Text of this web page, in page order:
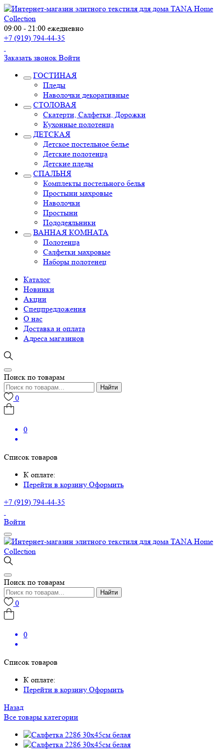
09:00 - 21:00 ежедневно
+7 (919) 794-44-35
Заказать звонок Войти
ГОСТИНАЯ
Пледы
Наволочки декоративные
СТОЛОВАЯ
Скатерти, Салфетки, Дорожки
Кухонные полотенца
ДЕТСКАЯ
Детское постельное белье
Детские полотенца
Детские пледы
СПАЛЬНЯ
Комплекты постельного белья
Простыни махровые
Наволочки
Простыни
Пододеяльники
ВАННАЯ КОМНАТА
Полотенца
Салфетки махровые
Наборы полотенец
Каталог
Новинки
Акции
Спецпредложения
О нас
Доставка и оплата
Адреса магазинов
Поиск по товарам
Найти
0
0
Список товаров
К оплате:
Перейти в корзину Оформить
+7 (919) 794-44-35
Войти
Поиск по товарам
Найти
0
0
Список товаров
К оплате:
Перейти в корзину Оформить
Назад
Все товары категории